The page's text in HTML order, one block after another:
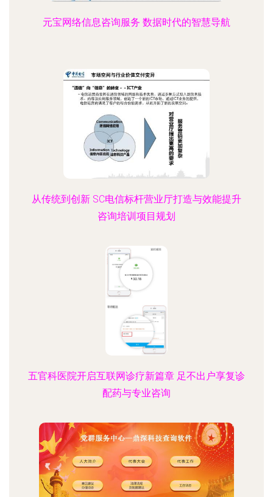
元宝网络信息咨询服务 数据时代的智慧导航
从传统到创新 SC电信标杆营业厅打造与效能提升
咨询培训项目规划
五官科医院开启互联网诊疗新篇章 足不出户享复诊
配药与专业咨询